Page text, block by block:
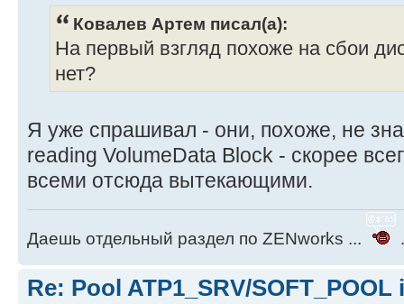
Ковалев Артем писал(а):
На первый взгляд похоже на сбои
нет?
Я уже спрашивал - они, похоже, не
reading VolumeData Block - скорее
всеми отсюда вытекающими.
Даешь отдельный раздел по ZENworks ...
Re: Pool ATP1_SRV/